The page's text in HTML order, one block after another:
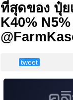
ที่สุดของ ปุ๋ย
K40%
tweet